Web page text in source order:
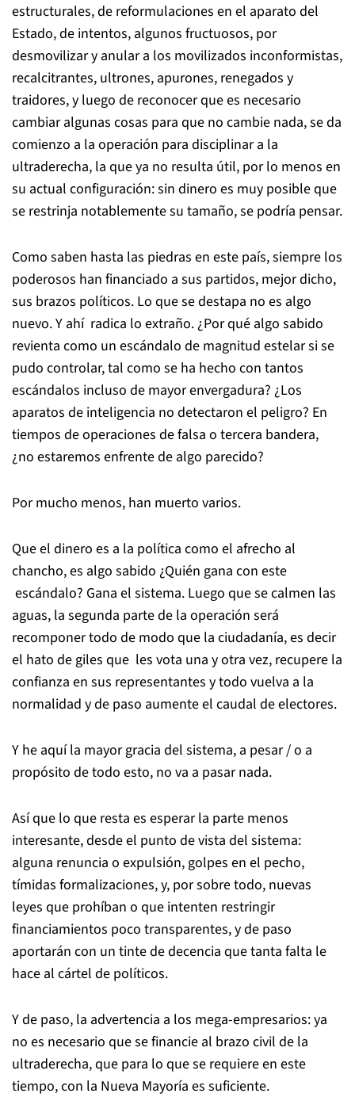
estructurales, de reformulaciones en el aparato del
Estado, de intentos, algunos fructuosos, por
desmovilizar y anular a los movilizados inconformistas,
recalcitrantes, ultrones, apurones, renegados y
traidores, y luego de reconocer que es necesario
cambiar algunas cosas para que no cambie nada, se da
comienzo a la operación para disciplinar a la
ultraderecha, la que ya no resulta útil, por lo menos en
su actual configuración: sin dinero es muy posible que
se restrinja notablemente su tamaño, se podría pensar.
Como saben hasta las piedras en este país, siempre los
poderosos han financiado a sus partidos, mejor dicho,
sus brazos políticos. Lo que se destapa no es algo
nuevo. Y ahí radica lo extraño. ¿Por qué algo sabido
revienta como un escándalo de magnitud estelar si se
pudo controlar, tal como se ha hecho con tantos
escándalos incluso de mayor envergadura? ¿Los
aparatos de inteligencia no detectaron el peligro? En
tiempos de operaciones de falsa o tercera bandera,
¿no estaremos enfrente de algo parecido?
Por mucho menos, han muerto varios.
Que el dinero es a la política como el afrecho al
chancho, es algo sabido ¿Quién gana con este
escándalo? Gana el sistema. Luego que se calmen las
aguas, la segunda parte de la operación será
recomponer todo de modo que la ciudadanía, es decir
el hato de giles que les vota una y otra vez, recupere la
confianza en sus representantes y todo vuelva a la
normalidad y de paso aumente el caudal de electores.
Y he aquí la mayor gracia del sistema, a pesar / o a
propósito de todo esto, no va a pasar nada.
Así que lo que resta es esperar la parte menos
interesante, desde el punto de vista del sistema:
alguna renuncia o expulsión, golpes en el pecho,
tímidas formalizaciones, y, por sobre todo, nuevas
leyes que prohíban o que intenten restringir
financiamientos poco transparentes, y de paso
aportarán con un tinte de decencia que tanta falta le
hace al cártel de políticos.
Y de paso, la advertencia a los mega-empresarios: ya
no es necesario que se financie al brazo civil de la
ultraderecha, que para lo que se requiere en este
tiempo, con la Nueva Mayoría es suficiente.